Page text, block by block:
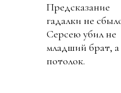
Предсказание
гадалки не
Серсею убил не
младший брат, а
потолок.